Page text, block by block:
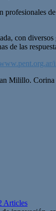
profesionales
con
de las
Milillo.
Articles